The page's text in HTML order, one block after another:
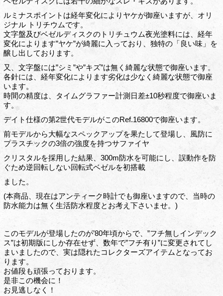
ルミナスポイントは経年変化によりヤケが御座いますが、オリ
ジナル トリチウムです。
文字盤及びベゼルディスクのトリチュウム夜光塗料には、経年
変化によります”ヤケ”が綺麗に入っており、独特の「良い味」を
醸し出しております。
又、文字盤には”シミ”や”キズ”は無く綺麗な状態で御座います。
各針には、経年変化によります劣化は少なく綺麗な状態で御座
います。
時間の精度は、タイムグラファー計測日差±10秒程度で御座いま
す。
デイト仕様の第2世代モデルがこのRef.16800で御座います。
前モデルから大幅なスペックアップを果たして登場し、風防に
プラスチックの3倍の強度を持つサファイヤ
クリスタルを採用した結果、300m防水を可能にし、誤動作を防
ぐため逆回転しない回転式ベゼルを初搭載
ました。
(本商品、現在はアンティーク時計でも御座いますので、当時の
防水能力は無く生活防水程度とお考え下さいませ。)
このモデルが登場したのが’80年頃からで、”フチ無しインデック
ス”は初期版にしか存在せず、数年で”フチ有り”に変更されてし
まいましたので、実は隠れたコレクターズアイテムとなってお
ります。
お値段も頑張っております。
是非この機会に！
お見逃しなく！